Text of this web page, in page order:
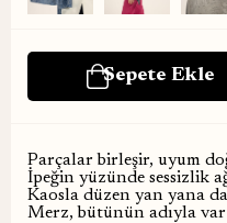
Parçalar birleşir, uyum
İpeğin yüzünde sessizlik
Kaosla düzen yan yana
Merz, bütünün adıyla